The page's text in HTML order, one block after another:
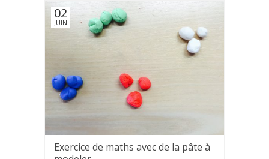
0 comments
02
JUIN
Exercice de maths avec de la pâte à